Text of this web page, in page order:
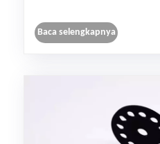
setiap bagian mobil modern.
Baca selengkapnya